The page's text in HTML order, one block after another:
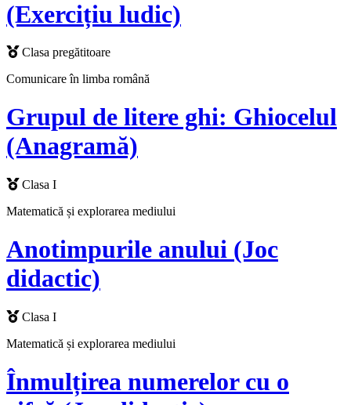
(Exercițiu ludic)
Clasa pregătitoare
Comunicare în limba română
Grupul de litere ghi: Ghiocelul
(Anagramă)
Clasa I
Matematică și explorarea mediului
Anotimpurile anului (Joc
didactic)
Clasa I
Matematică și explorarea mediului
Înmulțirea numerelor cu o